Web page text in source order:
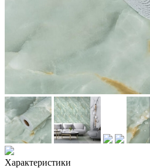
Характеристики